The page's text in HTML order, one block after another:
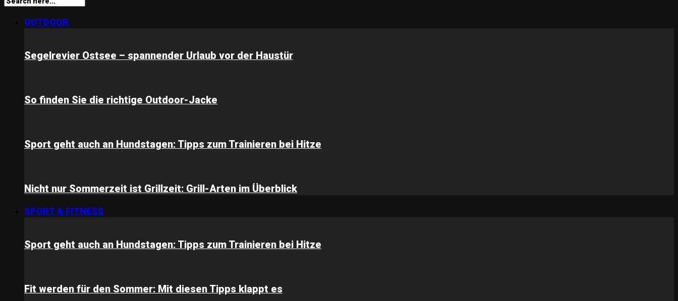
OUTDOOR
Segelrevier Ostsee – spannender Urlaub vor der Haustür
So finden Sie die richtige Outdoor-Jacke
Sport geht auch an Hundstagen: Tipps zum Trainieren bei Hitze
Nicht nur Sommerzeit ist Grillzeit: Grill-Arten im Überblick
SPORT & FITNESS
Sport geht auch an Hundstagen: Tipps zum Trainieren bei Hitze
Fit werden für den Sommer: Mit diesen Tipps klappt es